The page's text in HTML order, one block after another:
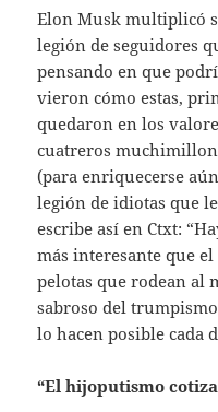
Elon Musk multiplicó
legión de seguidores
pensando en que
vieron cómo estas,
quedaron en los
cuatreros
(para enriquecerse
legión de idiotas que
escribe así en Ctxt:
más interesante que
pelotas que rodean al
sabroso del
lo hacen posible cada
“El hijoputismo